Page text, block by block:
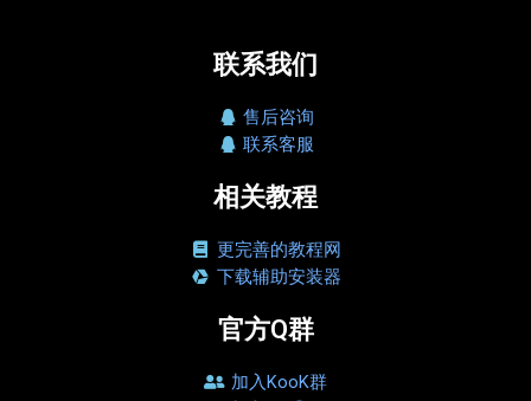
联系我们
售后咨询
联系客服
相关教程
更完善的教程网
下载辅助安装器
官方Q群
加入KooK群